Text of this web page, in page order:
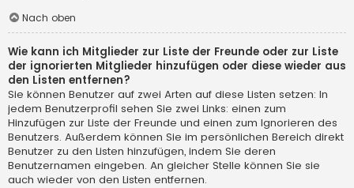
Nach oben
Wie kann ich Mitglieder zur Liste der Freunde oder zur Liste
der ignorierten Mitglieder hinzufügen oder diese wieder aus
den Listen entfernen?
Sie können Benutzer auf zwei Arten auf diese Listen setzen: In
jedem Benutzerprofil sehen Sie zwei Links: einen zum
Hinzufügen zur Liste der Freunde und einen zum Ignorieren des
Benutzers. Außerdem können Sie im persönlichen Bereich direkt
Benutzer zu den Listen hinzufügen, indem Sie deren
Benutzernamen eingeben. An gleicher Stelle können Sie sie
auch wieder von den Listen entfernen.